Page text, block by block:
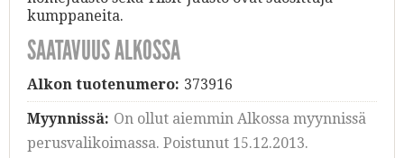
kumppaneita.
SAATAVUUS ALKOSSA
Alkon tuotenumero: 373916
Myynnissä: On ollut aiemmin Alkossa myynnissä
perusvalikoimassa. Poistunut 15.12.2013.